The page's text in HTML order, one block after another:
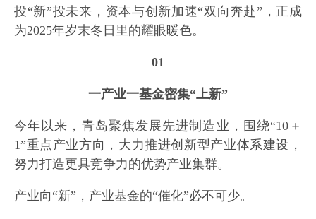
投“新”投未来，资本与创新加速“双向奔赴”，正成
为2025年岁末冬日里的耀眼暖色。
01
一产业一基金密集“上新”
今年以来，青岛聚焦发展先进制造业，围绕“10＋
1”重点产业方向，大力推进创新型产业体系建设，
努力打造更具竞争力的优势产业集群。
产业向“新”，产业基金的“催化”必不可少。